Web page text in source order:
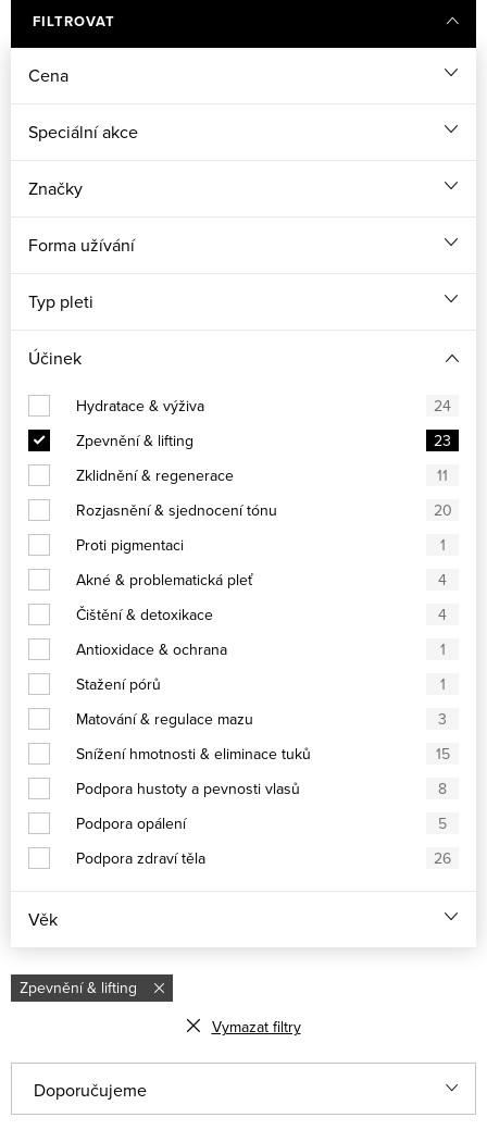
FILTROVAT
Cena
Speciální akce
Značky
Forma užívání
Typ pleti
Účinek
Hydratace & výživa
24
Zpevnění & lifting
23
Zklidnění & regenerace
11
Rozjasnění & sjednocení tónu
20
Proti pigmentaci
1
Akné & problematická pleť
4
Čištění & detoxikace
4
Antioxidace & ochrana
1
Stažení pórů
1
Matování & regulace mazu
3
Snížení hmotnosti & eliminace tuků
15
Podpora hustoty a pevnosti vlasů
8
Podpora opálení
5
Podpora zdraví těla
26
Věk
Zpevnění & lifting
Vymazat filtry
ý
a
Doporučujeme